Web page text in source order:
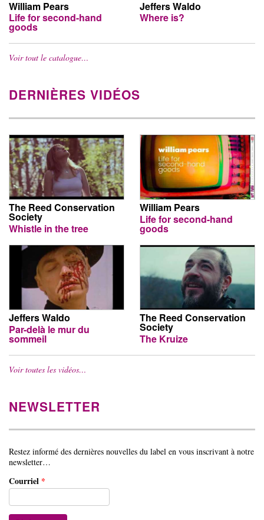
William Pears
Life for second-hand
goods
Jeffers Waldo
Where is?
Voir tout le catalogue…
DERNIÈRES VIDÉOS
The Reed Conservation
Society
Whistle in the tree
William Pears
Life for second-hand
goods
Jeffers Waldo
Par-delà le mur du
sommeil
The Reed Conservation
Society
The Kruize
Voir toutes les vidéos…
NEWSLETTER
Restez informé des dernières nouvelles du label en vous inscrivant à notre
newsletter…
Courriel *